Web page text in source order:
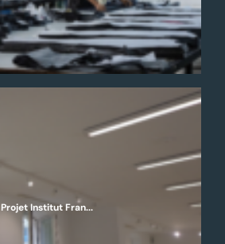
Projet Institut Fran...